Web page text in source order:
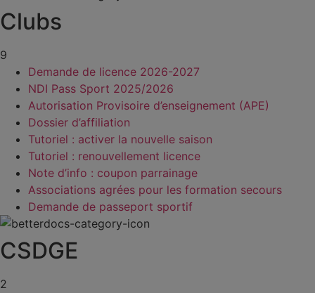
Clubs
9
Demande de licence 2026-2027
NDI Pass Sport 2025/2026
Autorisation Provisoire d’enseignement (APE)
Dossier d’affiliation
Tutoriel : activer la nouvelle saison
Tutoriel : renouvellement licence
Note d’info : coupon parrainage
Associations agrées pour les formation secours
Demande de passeport sportif
CSDGE
2